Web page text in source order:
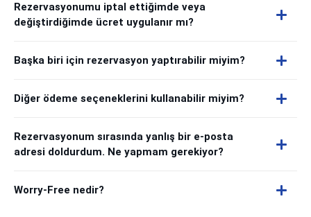
Rezervasyonumu iptal ettiğimde veya
değiştirdiğimde ücret uygulanır mı?
Başka biri için rezervasyon yaptırabilir miyim?
Diğer ödeme seçeneklerini kullanabilir miyim?
Rezervasyonum sırasında yanlış bir e-posta
adresi doldurdum. Ne yapmam gerekiyor?
Worry-Free nedir?